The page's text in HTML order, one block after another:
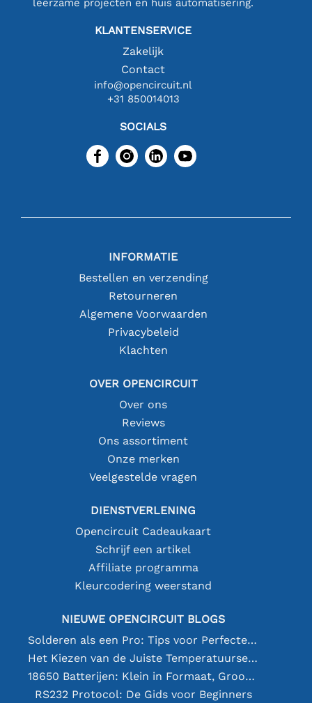
KLANTENSERVICE
Zakelijk
Contact
info@opencircuit.nl
+31 850014013
SOCIALS
INFORMATIE
Bestellen en verzending
Retourneren
Algemene Voorwaarden
Privacybeleid
Klachten
OVER OPENCIRCUIT
Over ons
Reviews
Ons assortiment
Onze merken
Veelgestelde vragen
DIENSTVERLENING
Opencircuit Cadeaukaart
Schrijf een artikel
Affiliate programma
Kleurcodering weerstand
NIEUWE OPENCIRCUIT BLOGS
Solderen als een Pro: Tips voor Perfecte Elektronische Verbindingen
Het Kiezen van de Juiste Temperatuursensor [youtube]
18650 Batterijen: Klein in Formaat, Groot in Prestatie
RS232 Protocol: De Gids voor Beginners